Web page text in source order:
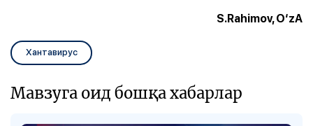
S.Rahimov, O‘zA
Хантавирус
Мавзуга оид бошқа хабарлар